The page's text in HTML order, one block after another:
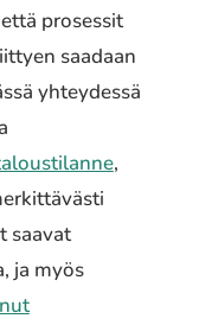
prosessit
saadaan
yhteydessä
,
saavat
ja myös